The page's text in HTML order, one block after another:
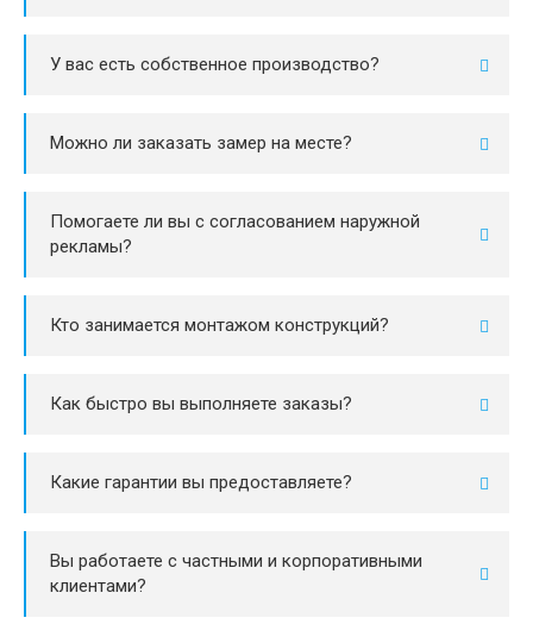
У вас есть собственное производство?
Можно ли заказать замер на месте?
Помогаете ли вы с согласованием наружной
рекламы?
Кто занимается монтажом конструкций?
Как быстро вы выполняете заказы?
Какие гарантии вы предоставляете?
Вы работаете с частными и корпоративными
клиентами?